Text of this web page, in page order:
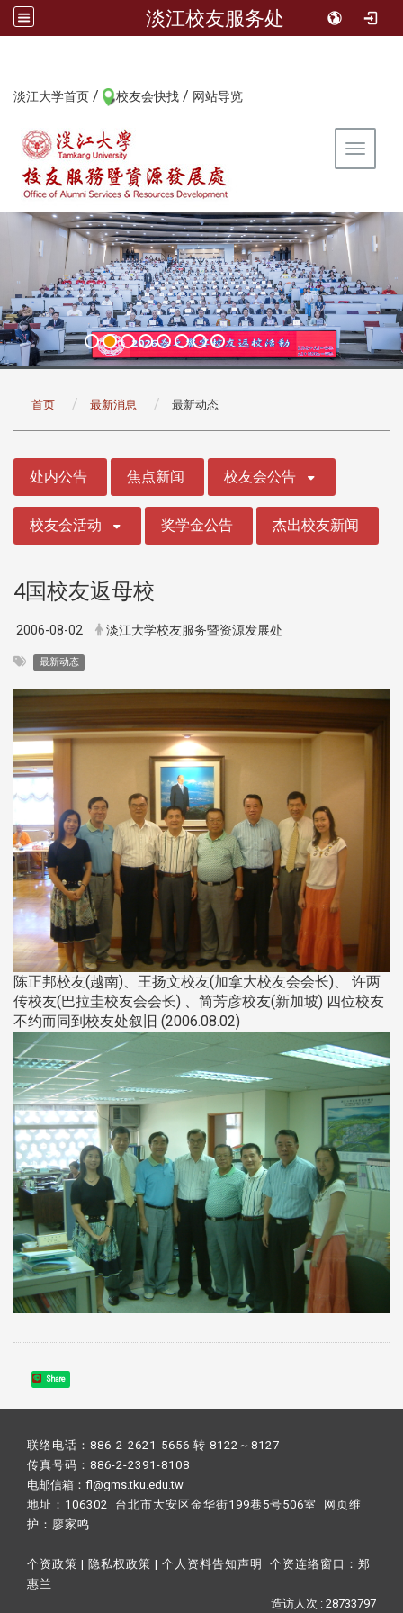
淡江校友服务处
淡江大学首页 / 校友会快找 / 网站导览
Toggle
首页 最新消息 最新动态
处内公告 焦点新闻 校友会公告
校友会活动 奖学金公告 杰出校友新闻
4国校友返母校
2006-08-02 淡江大学校友服务暨资源发展处
最新动态
陈正邦校友(越南)、王扬文校友(加拿大校友会会长)、 许两
传校友(巴拉圭校友会会长) 、简芳彦校友(新加坡) 四位校友
不约而同到校友处叙旧 (2006.08.02)
Share
联络电话：886-2-2621-5656 转 8122～8127
传真号码：886-2-2391-8108
电邮信箱：fl@gms.tku.edu.tw
地址：106302 台北市大安区金华街199巷5号506室 网页维
护： 廖家鸣​
个资政策 | 隐私权政策 | 个人资料告知声明 个资连络窗口： 郑
惠兰
造访人次 : 28733797